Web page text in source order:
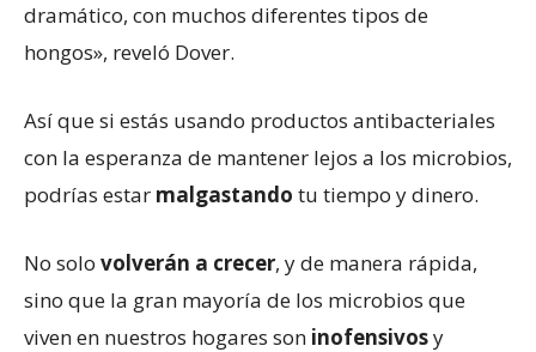
dramático, con muchos diferentes tipos de
hongos», reveló Dover.
Así que si estás usando productos antibacteriales
con la esperanza de mantener lejos a los microbios,
podrías estar malgastando tu tiempo y dinero.
No solo volverán a crecer, y de manera rápida,
sino que la gran mayoría de los microbios que
viven en nuestros hogares son inofensivosy